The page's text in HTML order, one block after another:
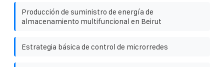
Producción de suministro de energía de
almacenamiento multifuncional en Beirut
Estrategia básica de control de microrredes